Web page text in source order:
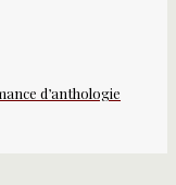
d’anthologie